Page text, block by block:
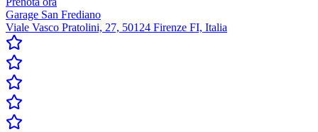
Garage San Frediano
Viale Vasco Pratolini, 27, 50124 Firenze FI, Italia